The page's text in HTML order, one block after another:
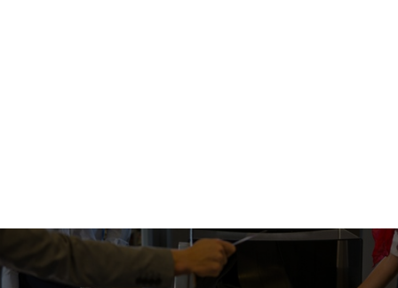
Passageiros presos